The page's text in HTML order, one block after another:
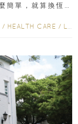
簡單，就算換恆
/ HEALTH CARE / LIFESTYLE